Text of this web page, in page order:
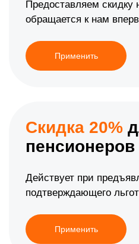
Предоставляем скидку
обращается к нам
Применить
Скидка 20%
пенсионеров
Действует при
подтверждающего
Применить